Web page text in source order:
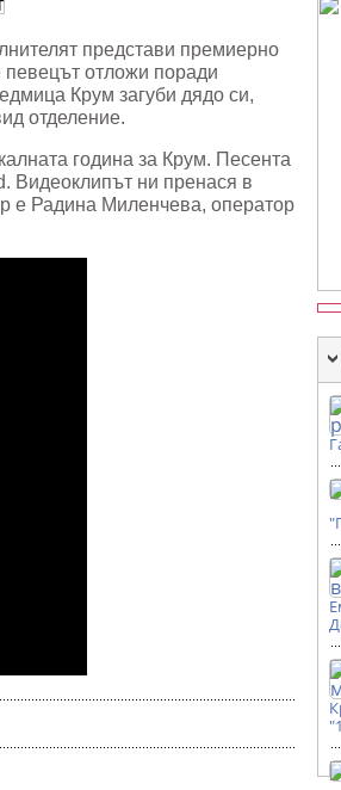
представи премиерно
певецът отложи поради
Крум загуби дядо си,
отделение.
година за Крум. Песента
Видеоклипът ни пренася в
е Радина Миленчева, оператор